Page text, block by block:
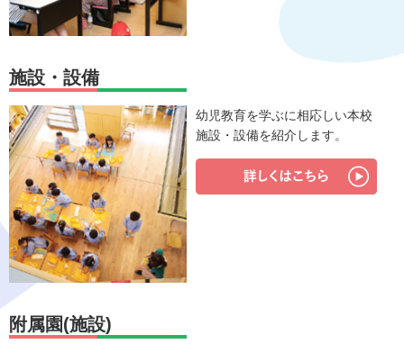
施設・設備
幼児教育を学ぶに相応しい本校
施設・設備を紹介します。
附属園(施設)